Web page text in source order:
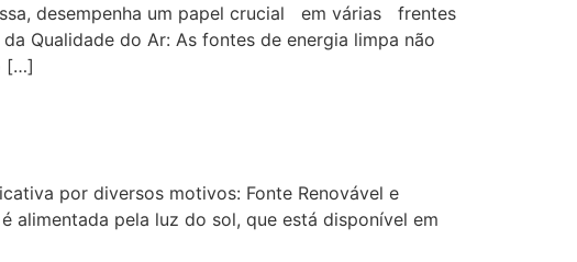
desempenha um papel crucial em várias frentes
Qualidade do Ar: As fontes de energia limpa não
[…]
por diversos motivos: Fonte Renovável e
alimentada pela luz do sol, que está disponível em